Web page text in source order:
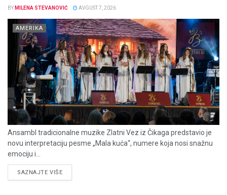
BY MILENA STEVANOVIĆ AVGUST 7, 2026
AMERIKA
Ansambl tradicionalne muzike Zlatni Vez iz Čikaga predstavio je
novu interpretaciju pesme „Mala kuća“, numere koja nosi snažnu
emociju i...
SAZNAJTE VIŠEDETAILS